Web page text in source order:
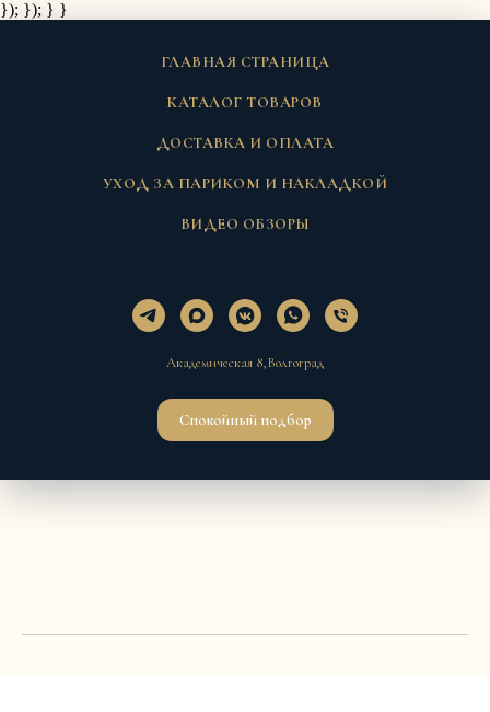
}); }); } }
ГЛАВНАЯ СТРАНИЦА
КАТАЛОГ ТОВАРОВ
ДОСТАВКА И ОПЛАТА
УХОД ЗА ПАРИКОМ И НАКЛАДКОЙ
ВИДЕО ОБЗОРЫ
Академическая 8,Волгоград
Спокойный подбор